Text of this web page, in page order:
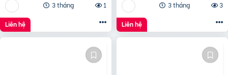
3 tháng
1
Liên hệ
3 tháng
3
Liên hệ